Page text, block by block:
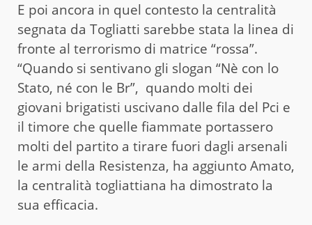
E poi ancora in quel contesto la centralità
segnata da Togliatti sarebbe stata la linea di
fronte al terrorismo di matrice “rossa”.
“Quando si sentivano gli slogan “Nè con lo
Stato, né con le Br”, quando molti dei
giovani brigatisti uscivano dalle fila del Pci e
il timore che quelle fiammate portassero
molti del partito a tirare fuori dagli arsenali
le armi della Resistenza, ha aggiunto Amato,
la centralità togliattiana ha dimostrato la
sua efficacia.